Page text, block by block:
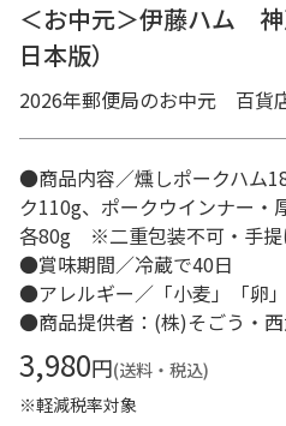
＜お中元＞伊藤ハム
日本版）
2026年郵便局のお中元 百貨
●商品内容／燻しポークハム
ク110g、ポークウインナー
各80g ※二重包装不可・手
●賞味期間／冷蔵で40日
●アレルギー／「小麦」「卵
●商品提供者：(株)そごう・
3,980円(送料・税込)
※軽減税率対象